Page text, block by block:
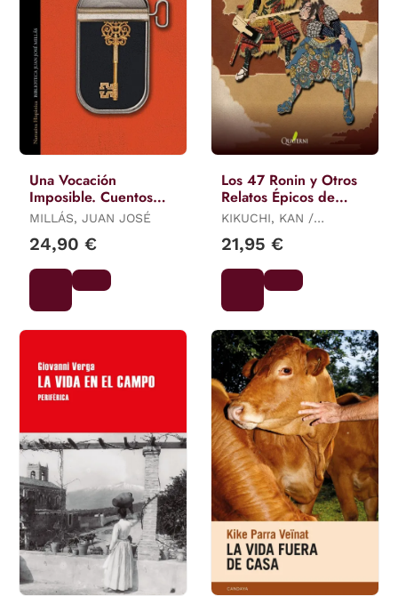
Una Vocación
Imposible. Cuentos
Completos
MILLÁS, JUAN JOSÉ
24,90 €
Los 47 Ronin y Otros
Relatos Épicos de
Samuráis
KIKUCHI, KAN /
MIYAMORI, ASATARO /
OZAKI, YEI THEODORA /
MITFORD, A.B.
21,95 €